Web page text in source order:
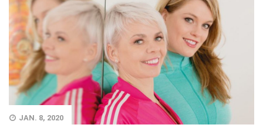
Orthopädie
Schönheit & Wohlbefinden
Special
Wirtschaft, Recht, Finanzen
Zahn, Mund, Kiefer
Forum Gesundheit
JAN. 8, 2020